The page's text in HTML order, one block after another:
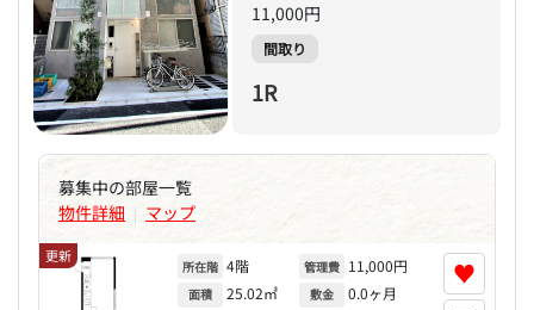
11,000円
間取り
1R
募集中の部屋一覧
物件詳細 | マップ
更新
所在階 4階
面積 25.02㎡
管理費 11,000円
敷金 0.0ヶ月
♥